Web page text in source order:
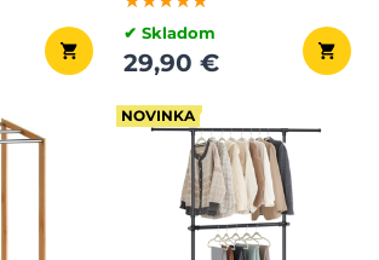
✔ Skladom
29,90 €
NOVINKA